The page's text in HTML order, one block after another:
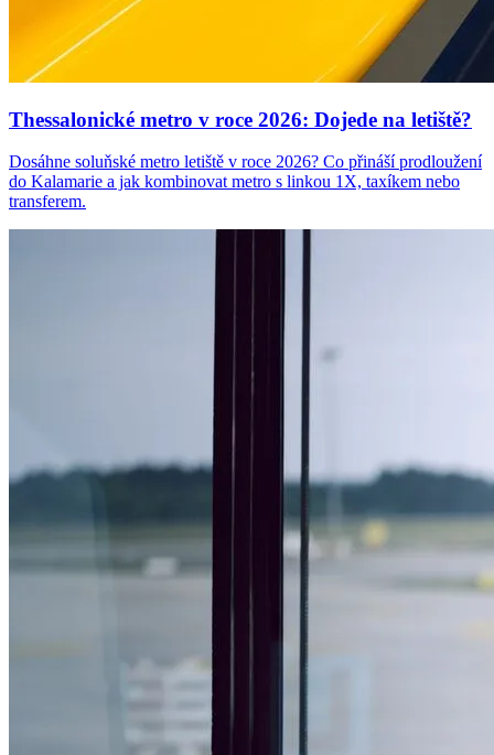
Thessalonické metro v roce 2026: Dojede na letiště?
Dosáhne soluňské metro letiště v roce 2026? Co přináší prodloužení
do Kalamarie a jak kombinovat metro s linkou 1X, taxíkem nebo
transferem.